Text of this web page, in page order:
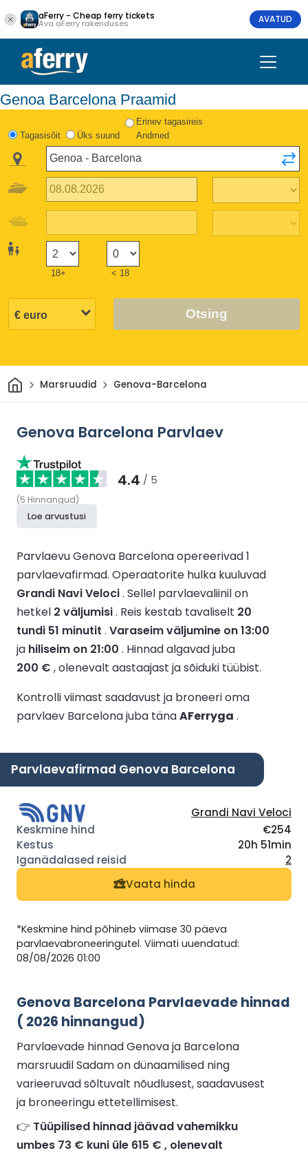
aFerry - Cheap ferry tickets
Ava aFerry rakenduses AVATUD
Genoa Barcelona Praamid
Tagasisõit Üks suund
Erinev tagasireis
Andmed
18+ < 18
Otsing
Avaleht
Marsruudid Genova-Barcelona
Genova Barcelona Parvlaev
4.4 / 5
(5 Hinnangud)
Loe arvustusi
Parvlaevu Genova Barcelona opereerivad 1
parvlaevafirmad. Operaatorite hulka kuuluvad
Grandi Navi Veloci. Sellel parvlaevaliinil on
hetkel 2 väljumisi. Reis kestab tavaliselt 20
tundi 51 minutit . Varaseim väljumine on 13:00
ja hiliseim on 21:00 . Hinnad algavad juba
200 € , olenevalt aastaajast ja sõiduki tüübist.
Kontrolli viimast saadavust ja broneeri oma
parvlaev Barcelona juba tänaAFerryga .
Parvlaevafirmad Genova Barcelona
Grandi Navi Veloci
€254
20h 51min
2
Vaata hinda
*Keskmine hind põhineb viimase 30 päeva
parvlaevabroneeringutel. Viimati uuendatud:
08/08/2026 01:00
Genova Barcelona Parvlaevade hinnad
( 2026 hinnangud)
Parvlaevade hinnad Genova ja Barcelona
marsruudil Sadam on dünaamilised ning
varieeruvad sõltuvalt nõudlusest, saadavusest
ja broneeringu ettetellimisest.
👉 Tüüpilised hinnad jäävad vahemikku
umbes 73 € kuni üle 615 € , olenevalt